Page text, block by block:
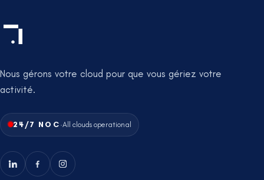
Nous gérons votre cloud pour que vous gériez votre
activité.
24/7 NOC ·All clouds operational